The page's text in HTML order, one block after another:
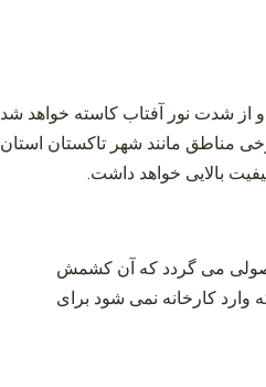
و از شدت نور آفتاب کاسته خواهد شد
مناطق مانند شهر تاکستان استان
بالایی خواهد داشت.
محصولی می‌ گردد که آن کشمش
وارد کارخانه نمی‌ شود برای